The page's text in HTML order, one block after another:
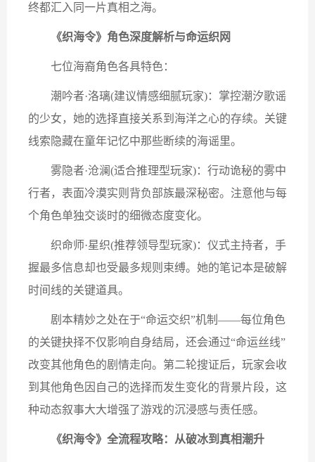
终都汇入同一片真相之海。
《织海令》角色深度解析与命运织网
七位海裔角色各具特色：
潮吟者·洛璃(建议情感细腻玩家)：掌控潮汐歌谣
的少女，她的选择直接关系到海洋之心的存续。关键
线索隐藏在童年记忆中那些断续的海谣里。
雾隐者·沧澜(适合推理型玩家)：行动诡秘的雾中
行者，表面冷漠实则背负部族最深秘密。注意他与每
个角色单独交谈时的细微态度变化。
织命师·星织(推荐领导型玩家)：仪式主持者，手
握最多信息却也受最多规则束缚。她的笔记本是破解
时间线的关键道具。
剧本精妙之处在于“命运交织”机制——每位角色
的关键抉择不仅影响自身结局，还会通过“命运丝线”
改变其他角色的剧情走向。第二轮搜证后，玩家会收
到其他角色因自己的选择而发生变化的背景片段，这
种动态叙事大大增强了游戏的沉浸感与责任感。
《织海令》全流程攻略：从破冰到真相潮升